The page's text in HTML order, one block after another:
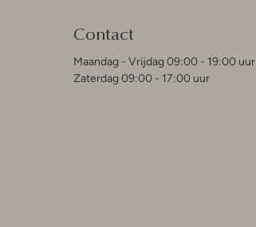
Contact
Maandag - Vrijdag 09:00 - 19:00 uur
Zaterdag 09:00 - 17:00 uur